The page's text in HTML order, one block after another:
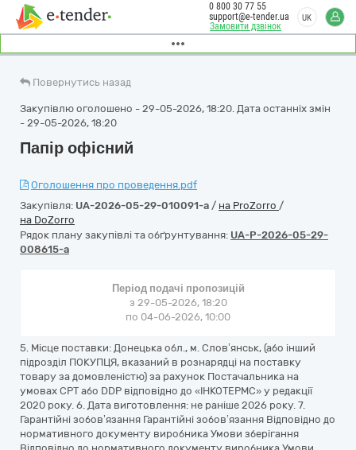
Замовити дзвінок
0 800 30 77 55
support@e-tender.ua
UK
Повернутись назад
Закупівлю оголошено - 29-05-2026, 18:20. Дата останніх змін
- 29-05-2026, 18:20
Папір офісний
Оголошення про проведення.pdf
Закупівля: UA-2026-05-29-010091-a / на ProZorro /
на DoZorro
Рядок плану закупівлі та обґрунтування: UA-P-2026-05-29-
008615-a
Період подачі пропозицій
з 29-05-2026, 18:20
по 04-06-2026, 10:00
5. Місце поставки: Донецька обл., м. Слов’янськ, (або інший
підрозділ ПОКУПЦЯ, вказаний в рознарядці на поставку
товару за домовленістю) за рахунок Постачальника на
умовах СРТ або DDP відповідно до «ІНКОТЕРМС» у редакції
2020 року. 6. Дата виготовлення: не раніше 2026 року. 7.
Гарантійні зобов’язання Гарантійні зобов’язання Відповідно до
нормативного документу виробника Умови зберігання